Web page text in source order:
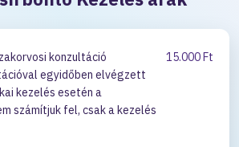
konzultáció
egyidőben elvégzett
kezelés esetén a
számítjuk fel, csak a kezelés
15.000 Ft